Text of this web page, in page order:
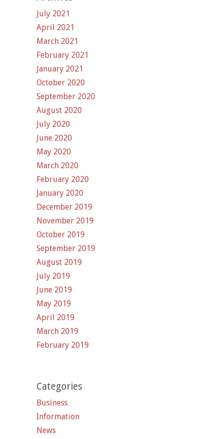
July 2021
April 2021
March 2021
February 2021
January 2021
October 2020
September 2020
August 2020
July 2020
June 2020
May 2020
March 2020
February 2020
January 2020
December 2019
November 2019
October 2019
September 2019
August 2019
July 2019
June 2019
May 2019
April 2019
March 2019
February 2019
Categories
Business
Information
News